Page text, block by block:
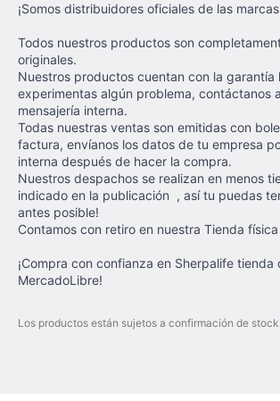
¡Somos distribuidores oficiales de las
Todos nuestros productos son
originales.
Nuestros productos cuentan con la garantía
experimentas algún problema, contáctanos
mensajería interna.
Todas nuestras ventas son emitidas con
factura, envíanos los datos de tu empresa
interna después de hacer la compra.
Nuestros despachos se realizan en menos
indicado en la publicación , así tu puedas
antes posible!
Contamos con retiro en nuestra Tienda
¡Compra con confianza en Sherpalife tienda
MercadoLibre!
Los productos están sujetos a confirmación de